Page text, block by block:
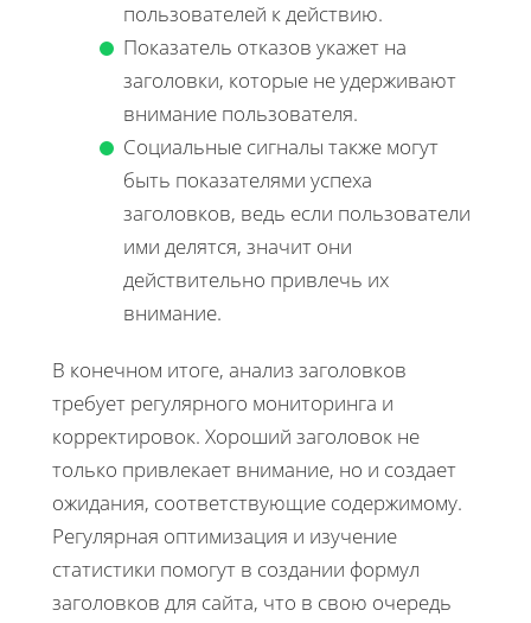
пользователей к действию.
Показатель отказов укажет на
заголовки, которые не удерживают
внимание пользователя.
Социальные сигналы также могут
быть показателями успеха
заголовков, ведь если пользователи
ими делятся, значит они
действительно привлечь их
внимание.
В конечном итоге, анализ заголовков
требует регулярного мониторинга и
корректировок. Хороший заголовок не
только привлекает внимание, но и создает
ожидания, соответствующие содержимому.
Регулярная оптимизация и изучение
статистики помогут в создании формул
заголовков для сайта, что в свою очередь